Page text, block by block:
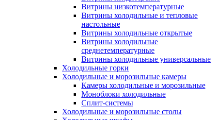
Витрины низкотемпературные
Витрины холодильные и тепловые
настольные
Витрины холодильные открытые
Витрины холодильные
среднетемпературные
Витрины холодильные универсальные
Холодильные горки
Холодильные и морозильные камеры
Камеры холодильные и морозильные
Моноблоки холодильные
Сплит-системы
Холодильные и морозильные столы